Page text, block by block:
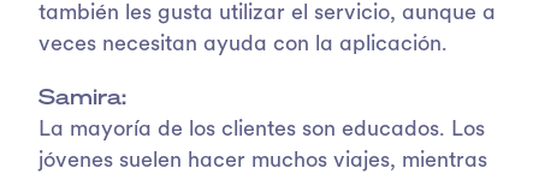
también les gusta utilizar el servicio, aunque a
veces necesitan ayuda con la aplicación.
Samira:
La mayoría de los clientes son educados. Los
jóvenes suelen hacer muchos viajes, mientras